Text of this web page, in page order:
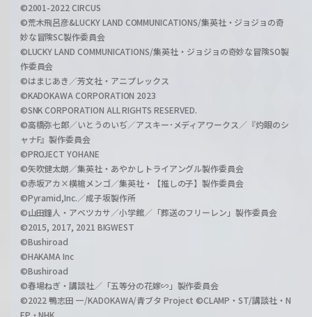
©2001-2022 CIRCUS
©荒木飛呂彦&LUCKY LAND COMMUNICATIONS/集英社・ジョジョの奇
妙な冒険SC製作委員会
©LUCKY LAND COMMUNICATIONS/集英社・ジョジョの奇妙な冒険SO製
作委員会
©はまじあき／芳文社・アニプレックス
©KADOKAWA CORPORATION 2023
©SNK CORPORATION ALL RIGHTS RESERVED.
©高橋弥七郎／いとうのいぢ／アスキー･メディアワークス／『灼眼のシ
ャナF』製作委員会
©PROJECT YOHANE
©矢吹健太朗／集英社・あやかしトライアングル製作委員会
©赤坂アカ×横槍メンゴ／集英社・【推しの子】製作委員会
©Pyramid,Inc.／成子坂製作所
©山田鐘人・アベツカサ／小学館／「葬送のフリーレン」製作委員会
©2015, 2017, 2021 BIGWEST
©Bushiroad
©HAKAMA Inc
©Bushiroad
©春場ねぎ・講談社／「五等分の花嫁∽」製作委員会
©2022 鴨志田 一/KADOKAWA/青ブタ Project ©CLAMP・ST/講談社・N
EP・NHK